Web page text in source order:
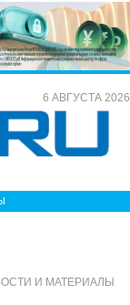
6 АВГУСТА 2026
И МАТЕРИАЛЫ